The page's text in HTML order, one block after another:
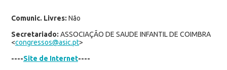
Comunic. Livres: Não
Secretariado: ASSOCIAÇÃO DE SAUDE INFANTIL DE COIMBRA
<congressos@asic.pt>
----Site de Internet----